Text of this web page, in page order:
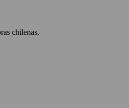
chilenas.